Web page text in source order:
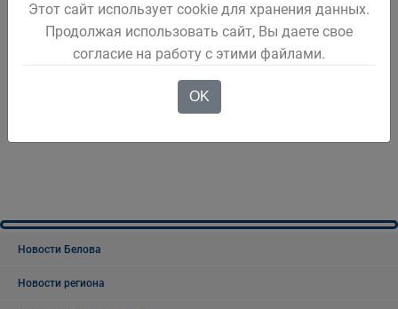
4
Новости Белова
Новости региона
Этот сайт использует cookie для хранения данных.
Продолжая использовать сайт, Вы даете свое
согласие на работу с этими файлами.
OK